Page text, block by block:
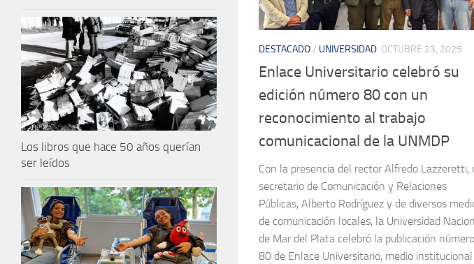
DESTACADO/ UNIVERSIDAD OCTUBRE 23, 2025
Enlace Universitario celebró su
edición número 80 con un
reconocimiento al trabajo
comunicacional de la UNMDP
Con la presencia del rector Alfredo Lazzeretti,
secretario de Comunicación y Relaciones
Públicas, Alberto Rodríguez y de diversos
de comunicación locales, la Universidad
de Mar del Plata celebró la publicación número
80 de Enlace Universitario, medio institucional
Los libros que hace 50 años querían
ser leídos